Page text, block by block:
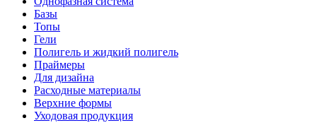
Базы
Топы
Гели
Полигель и жидкий полигель
Праймеры
Для дизайна
Расходные материалы
Верхние формы
Уходовая продукция